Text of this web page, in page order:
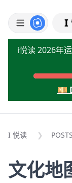
I
i悦读 2026年
💴
I 悦读 POSTS
文化地